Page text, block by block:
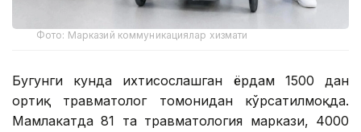
Фото: Марказий коммуникациялар хизмати
Бугунги кунда ихтисослашган ёрдам 1500 дан
ортиқ травматолог томонидан кўрсатилмоқда.
Мамлакатда 81 та травматология маркази, 4000